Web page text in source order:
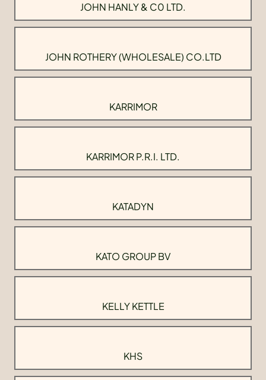
JOHN HANLY & C0 LTD.
JOHN ROTHERY (WHOLESALE) CO.LTD
KARRIMOR
KARRIMOR P.R.I. LTD.
KATADYN
KATO GROUP BV
KELLY KETTLE
KHS